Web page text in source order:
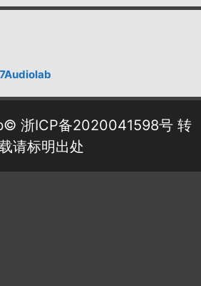
浙ICP备2020041598号 转
请标明出处